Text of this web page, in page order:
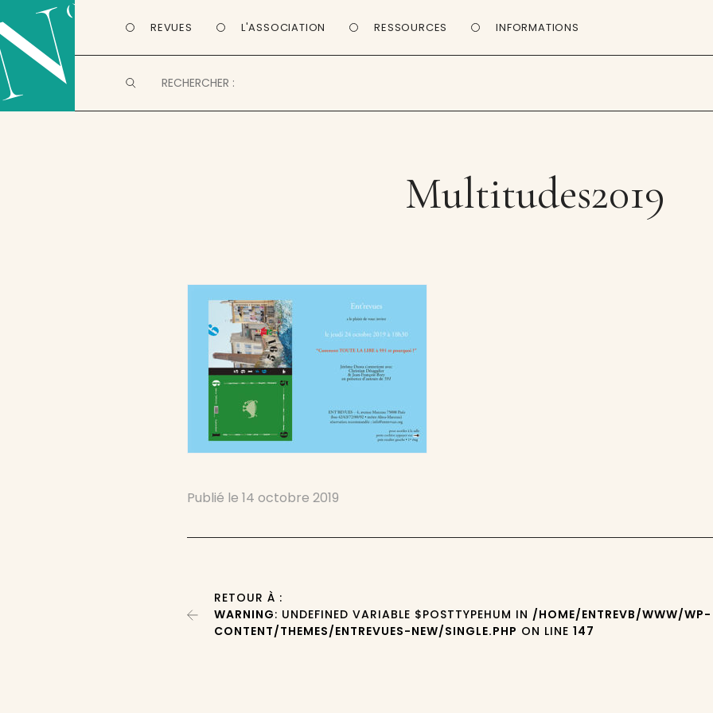
REVUES L'ASSOCIATION RESSOURCES INFORMATIONS
Multitudes2019
Publié le14 octobre 2019
RETOUR À :
WARNING: UNDEFINED VARIABLE $POSTTYPEHUM IN /HOME/ENTREVB/WWW/WP-
CONTENT/THEMES/ENTREVUES-NEW/SINGLE.PHP ON LINE147